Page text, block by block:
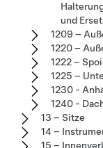
und
1209 –
1220 –
1222 –
1225 –
1230 -
1240 -
13 – Sitze
14 –
15 –